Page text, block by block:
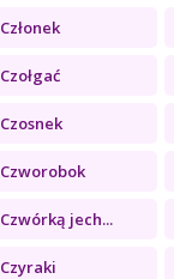
Członek
Czołgać
Czosnek
Czworobok
Czwórką jech...
Czyraki